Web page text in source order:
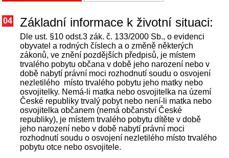
04 Základní informace k životní situaci:
Dle ust. §10 odst.3 zák. č. 133/2000 Sb., o evidenci
obyvatel a rodných číslech a o změně některých
zákonů, ve znění pozdějších předpisů, je místem
trvalého pobytu občana v době jeho narození nebo v
době nabytí právní moci rozhodnutí soudu o osvojení
nezletilého místo trvalého pobytu jeho matky nebo
osvojitelky. Nemá-li matka nebo osvojitelka na území
České republiky trvalý pobyt nebo není-li matka nebo
osvojitelka občanem (nemá občanství České
republiky), je místem trvalého pobytu dítěte v době
jeho narození nebo v době nabytí právní moci
rozhodnutí soudu o osvojení nezletilého místo trvalého
pobytu otce nebo osvojitele.